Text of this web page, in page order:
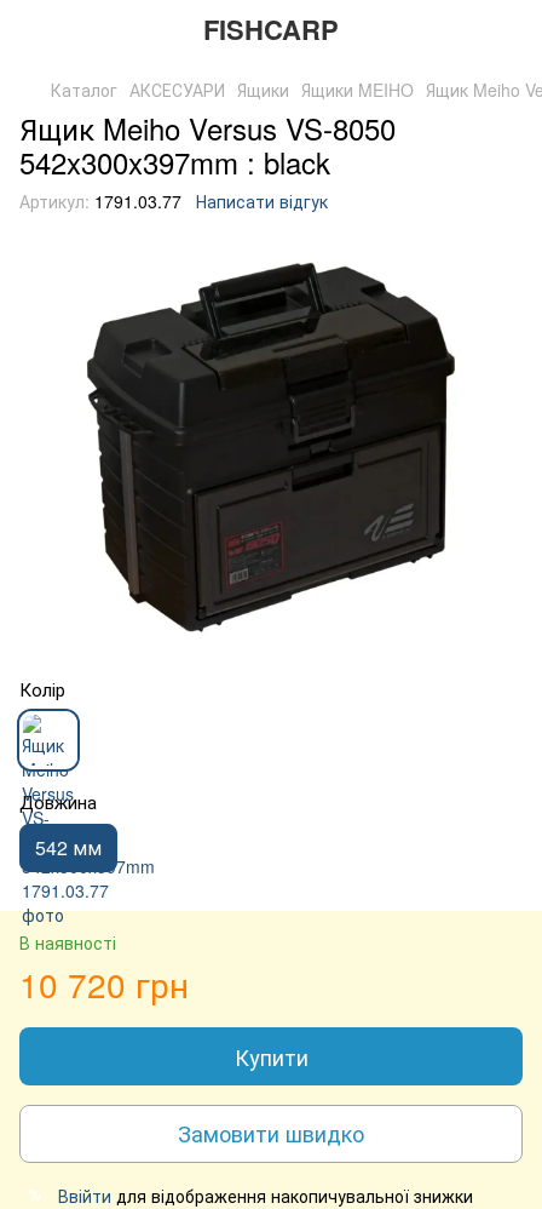
FISHCARP
Каталог АКСЕСУАРИ Ящики Ящики MEIHO Ящик Meiho
Ящик Meiho Versus VS-8050
542x300x397mm : black
Артикул: 1791.03.77 Написати відгук
Колір
Довжина
542 мм
В наявності
10 720 грн
Купити
Замовити швидко
% Ввійти для відображення накопичувальної знижки